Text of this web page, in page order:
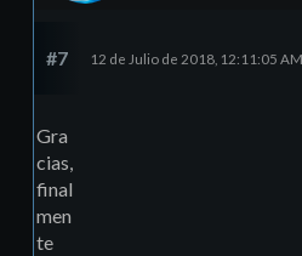
#7 12 de Julio de 2018, 12:11:05 AM
Gra
cias,
final
men
te